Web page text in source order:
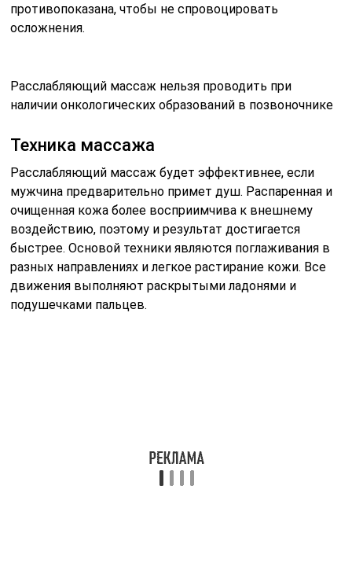
противопоказана, чтобы не спровоцировать
осложнения.
Расслабляющий массаж нельзя проводить при
наличии онкологических образований в позвоночнике
Техника массажа
Расслабляющий массаж будет эффективнее, если
мужчина предварительно примет душ. Распаренная и
очищенная кожа более восприимчива к внешнему
воздействию, поэтому и результат достигается
быстрее. Основой техники являются поглаживания в
разных направлениях и легкое растирание кожи. Все
движения выполняют раскрытыми ладонями и
подушечками пальцев.
медленно продвигаются к крестцово-поясничному